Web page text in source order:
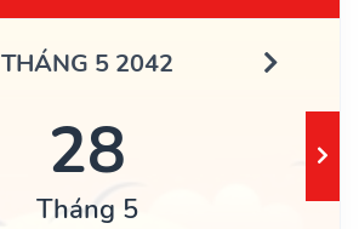
THÁNG 5 2042
28
Tháng 5